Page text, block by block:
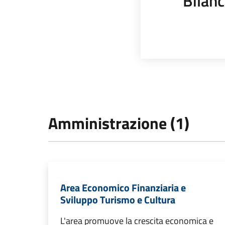
Amministrazione (1)
Area Economico Finanziaria e
Sviluppo Turismo e Cultura
L'area promuove la crescita economica e